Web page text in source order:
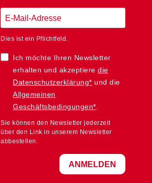
Dies ist ein Pflichtfeld.
Ich möchte Ihren Newsletter
erhalten und akzeptiere die
Datenschutzerklärung* und die
Allgemeinen
Geschäftsbedingungen*.
Sie können den Newsletter jederzeit
über den Link in unserem Newsletter
abbestellen.
ANMELDEN